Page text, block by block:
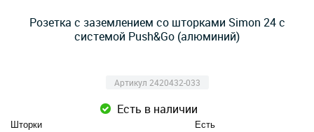
Розетка с заземлением со шторками Simon 24 с
системой Push&Go (алюминий)
Артикул 2420432-033
Есть в наличии
Шторки
Есть